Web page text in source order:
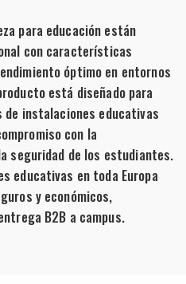
para educación están
con características
óptimo en entornos
está diseñado para
instalaciones educativas
con la
seguridad de los estudiantes.
educativas en toda Europa
y económicos,
B2B a campus.